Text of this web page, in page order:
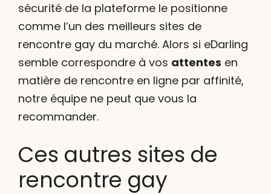
sécurité de la plateforme le positionne
comme l’un des meilleurs sites de
rencontre gay du marché. Alors si eDarling
semble correspondre à vos attentes en
matière de rencontre en ligne par affinité,
notre équipe ne peut que vous la
recommander.
Ces autres sites de
rencontre gay